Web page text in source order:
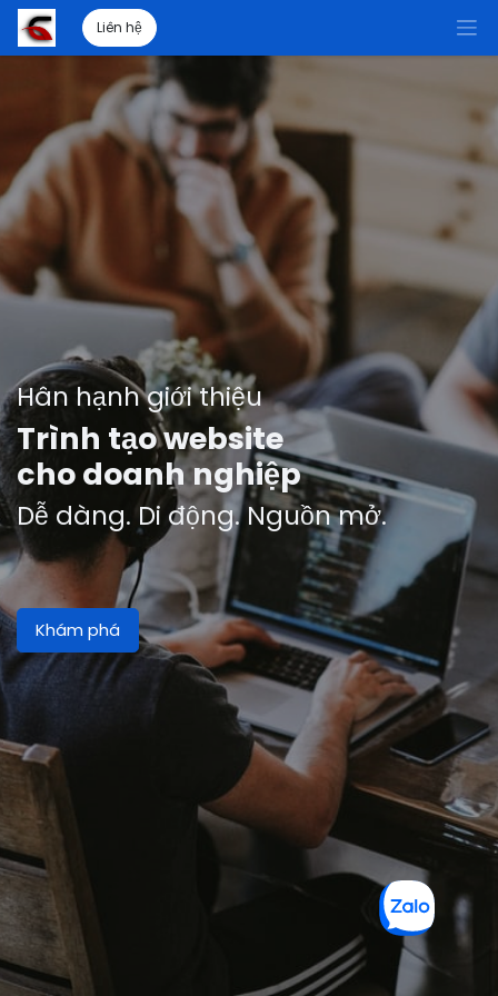
Liên hệ
Hân hạnh giới thiệu
Trình tạo website
cho doanh nghiệp
Dễ dàng. Di động. Nguồn mở.
Khám phá